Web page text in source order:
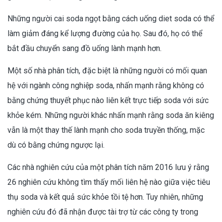
Những người cai soda ngọt bằng cách uống diet soda có thể
làm giảm đáng kể lượng đường của họ. Sau đó, họ có thể
bắt đầu chuyển sang đồ uống lành mạnh hơn.
Một số nhà phân tích, đặc biệt là những người có mối quan
hệ với ngành công nghiệp soda, nhấn mạnh rằng không có
bằng chứng thuyết phục nào liên kết trực tiếp soda với sức
khỏe kém. Những người khác nhấn mạnh rằng soda ăn kiêng
vẫn là một thay thế lành mạnh cho soda truyền thống, mặc
dù có bằng chứng ngược lại.
Các nhà nghiên cứu của một phân tích năm 2016 lưu ý rằng
26 nghiên cứu không tìm thấy mối liên hệ nào giữa việc tiêu
thụ soda và kết quả sức khỏe tồi tệ hơn. Tuy nhiên, những
nghiên cứu đó đã nhận được tài trợ từ các công ty trong